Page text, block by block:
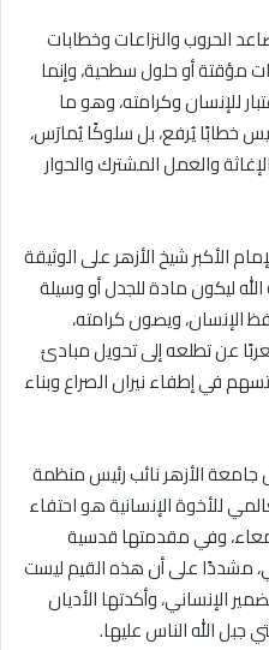
الحروب والنزاعات وخطابات
مؤقتة أو حلول سطحية، وإنما
للإنسان وكرامته، وهو ما
خطابًا يُرفع، بل سلوكًا يُمارَس،
والعمل المشترك والحوار
الأكبر شيخ الأزهر على الوثيقة
ليكون مادة للجدل أو وسيلة
الإنسان، ويصون كرامته،
عن تطلعه إلى تحويل مبادئ
في إطفاء نيران الصراع وبناء
جامعة الأزهر نائب رئيس منظمة
للأخوة الإنسانية هو احتفاء
جمعاء، وفي مقدمتها قدسية
مشددًا على أن هذه القيم ليست
الإنساني، وأكدتها الأديان
جبل الله الناس عليها.